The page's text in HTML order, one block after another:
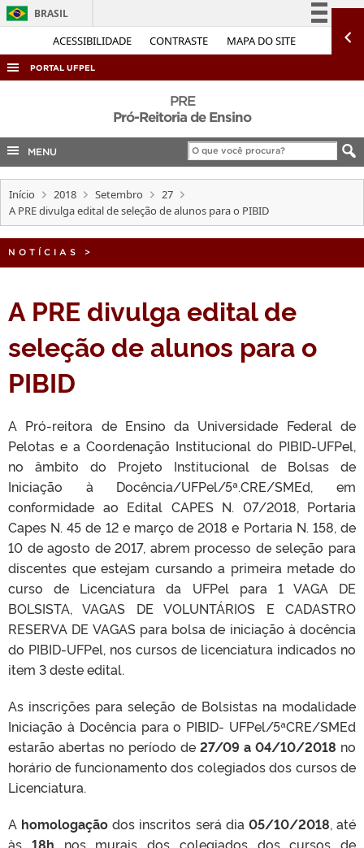
ACESSIBILIDADE CONTRASTE MAPA DO SITE
BRASIL
Simplifique!
Acesso à informação
Legislação
Canais
PORTAL UFPEL
COBALTO
CONCURSOS
EDITAIS
TELEFONES
PRE
Pró-Reitoria de Ensino
MENU
Início 2018 Setembro
27
A PRE divulga edital de seleção de alunos para o PIBID
NOTÍCIAS >
A PRE divulga edital de
seleção de alunos para o
PIBID
A Pró-reitora de Ensino da Universidade Federal de
Pelotas e a Coordenação Institucional do PIBID-UFPel,
no âmbito do Projeto Institucional de Bolsas de
Iniciação à Docência/UFPel/5ª.CRE/SMEd, em
conformidade ao Edital CAPES N. 07/2018, Portaria
Capes N. 45 de 12 e março de 2018 e Portaria N. 158, de
10 de agosto de 2017, abrem processo de seleção para
discentes que estejam cursando a primeira metade do
curso de Licenciatura da UFPel para 1 VAGA DE
BOLSISTA, VAGAS DE VOLUNTÁRIOS E CADASTRO
RESERVA DE VAGAS para bolsa de iniciação à docência
do PIBID-UFPel, nos cursos de licenciatura indicados no
item 3 deste edital.
As inscrições para seleção de Bolsistas na modalidade
Iniciação à Docência para o PIBID- UFPel/5ªCRE/SMEd
estarão abertas no período de 27/09 a 04/10/2018 no
horário de funcionamento dos colegiados dos cursos de
Licenciatura.
A homologação dos inscritos será dia 05/10/2018, até
às 18h nos murais dos colegiados dos cursos de